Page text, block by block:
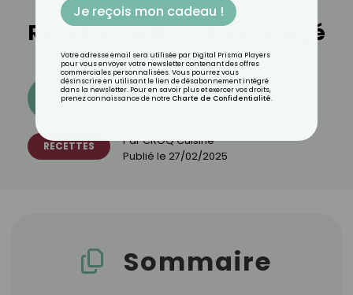
Recette du Banoffee allégé
Découvrez les 11 menus CROQ
RECETTES ParCROQ Cuisine
Publié le 27/02/2025
Sommaire
Je reçois mon cadeau !
Votre adresse email sera utilisée par Digital Prisma Players
pour vous envoyer votre newsletter contenant des offres
commerciales personnalisées. Vous pourrez vous
désinscrire en utilisant le lien de désabonnement intégré
dans la newsletter. Pour en savoir plus et exercer vos droits,
prenez connaissance de notre Charte de Confidentialité.